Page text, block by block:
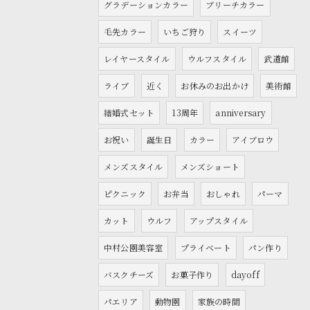
グラデーションカラー ブリーチカラー
毛先カラー いちご狩り スイーツ
レイヤースタイル ウルフスタイル 武道館
ライブ 近く お休みのお出かけ 美術館
結婚式セット 13周年 anniversary
お祝い 誕生日 カラー アイブロウ
メンズスタイル メンズショート
ピクニック お弁当 おしゃれ パーマ
カット ウルフ アップスタイル
中村公園美容室 プライベート パン作り
バスクチーズ お菓子作り dayoff
パエリア 動物園 家族の時間